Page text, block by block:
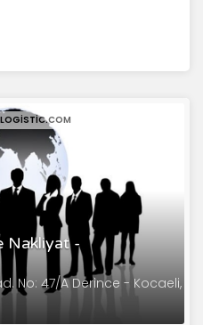
Nakliyat -
No: 47/A Derince - Kocaeli,